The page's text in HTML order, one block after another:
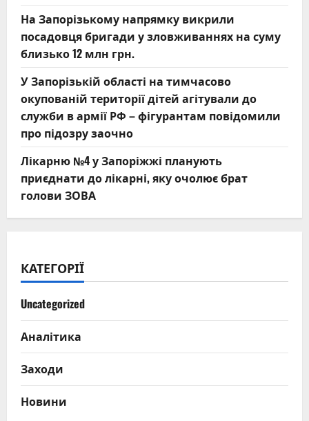
На Запорізькому напрямку викрили
посадовця бригади у зловживаннях на суму
близько 12 млн грн.
У Запорізькій області на тимчасово
окупованій території дітей агітували до
служби в армії РФ – фігурантам повідомили
про підозру заочно
Лікарню №4 у Запоріжжі планують
приєднати до лікарні, яку очолює брат
голови ЗОВА
КАТЕГОРІЇ
Uncategorized
Аналітика
Заходи
Новини